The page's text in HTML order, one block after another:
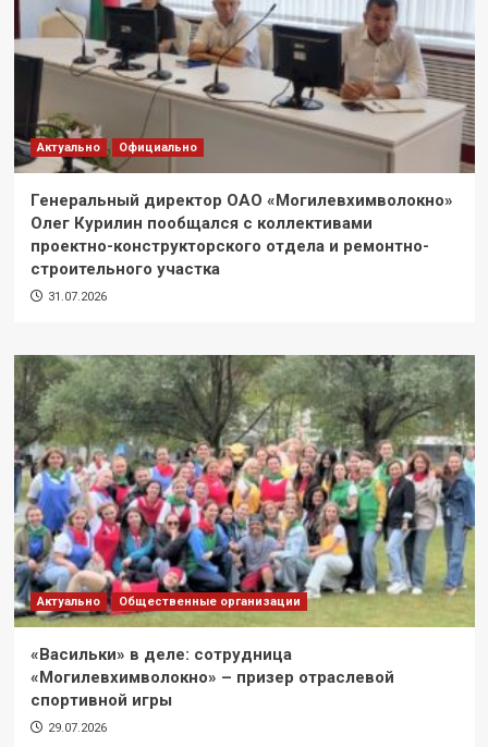
Актуально Официально
Генеральный директор ОАО «Могилевхимволокно»
Олег Курилин пообщался с коллективами
проектно-конструкторского отдела и ремонтно-
строительного участка
31.07.2026
Актуально Общественные организации
«Васильки» в деле: сотрудница
«Могилевхимволокно» – призер отраслевой
спортивной игры
29.07.2026